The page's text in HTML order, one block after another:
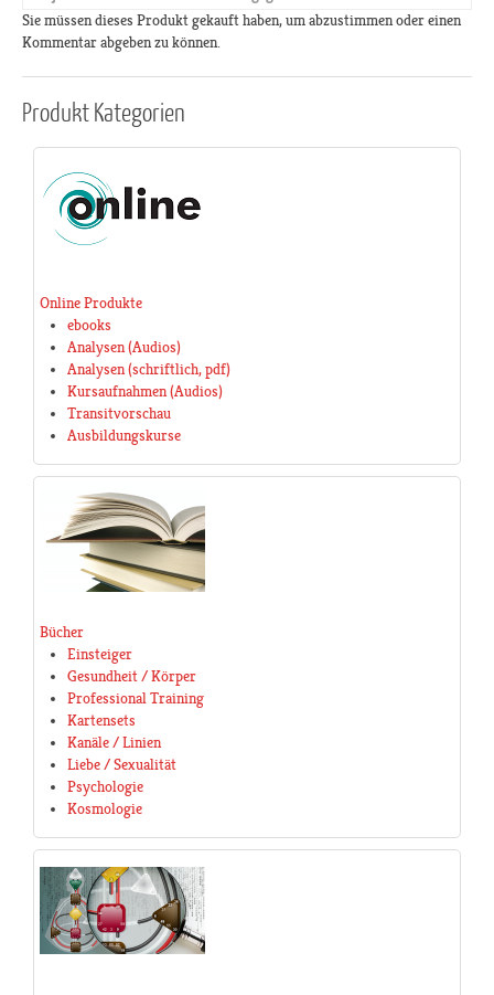
Sie müssen dieses Produkt gekauft haben, um abzustimmen oder einen
Kommentar abgeben zu können.
ProduktKategorien
Online Produkte
ebooks
Analysen (Audios)
Analysen (schriftlich, pdf)
Kursaufnahmen (Audios)
Transitvorschau
Ausbildungskurse
Bücher
Einsteiger
Gesundheit / Körper
Professional Training
Kartensets
Kanäle / Linien
Liebe / Sexualität
Psychologie
Kosmologie